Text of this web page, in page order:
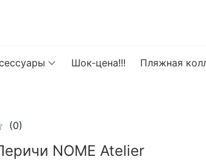
Шок-цена!!! Пляжная
(0)
NOME Atelier